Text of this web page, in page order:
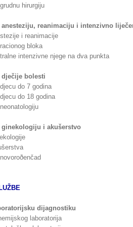
hirurgiju
reanimaciju i intenzivno
i reanimacije
bloka
intenzivne njege na dva punkta
bolesti
do 7 godina
do 18 godina
i akušerstvo
dijagnostiku
laboratorija